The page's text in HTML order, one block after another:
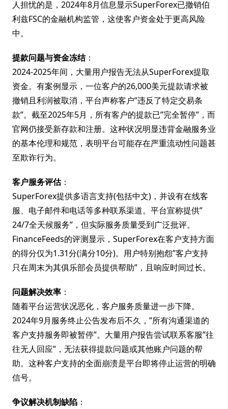
人担忧的是，2024年8月信息显示SuperForex已撤销伯
利兹FSC的金融机构监管，这使客户资金处于更高风险
中。
提款问题与资金冻结：
2024-2025年间，大量用户报告无法从SuperForex提取
资金。有案例显示，一位客户的26,000美元提款请求被
撤销且利润被取消，平台声称客户”违反了特定交易条
款”。截至2025年5月，所有客户的提款已”完全暂停”，而
官网仍接受新存款和注册。这种状况明显违背金融服务业
的基本伦理和规范，表明平台可能存在严重流动性问题甚
至欺诈行为。
客户服务评估：
SuperForex提供多语言支持(包括中文)，并设有在线客
服、电子邮件和电话等多种联系渠道。平台宣称提供”
24/7全天候服务”，但实际服务质量受到广泛批评。
FinanceFeeds的评测显示，SuperForex在客户支持方面
的得分仅为1.31分(满分10分)。用户特别抱怨”客户支持
只在周末为其俱乐部会员提供帮助”，且响应时间过长。
问题解决效率 ：
随着平台运营状况恶化，客户服务质量进一步下降。
2024年9月服务终止公告发布后不久，”所有沟通渠道的
客户支持服务即被暂停”。大量用户报告尝试联系客服”往
往无人回应”，无法获得提款问题或其他账户问题的帮
助。这种客户支持的全面崩溃是平台即将停止运营的明确
信号。
争议解决机制缺陷 ：